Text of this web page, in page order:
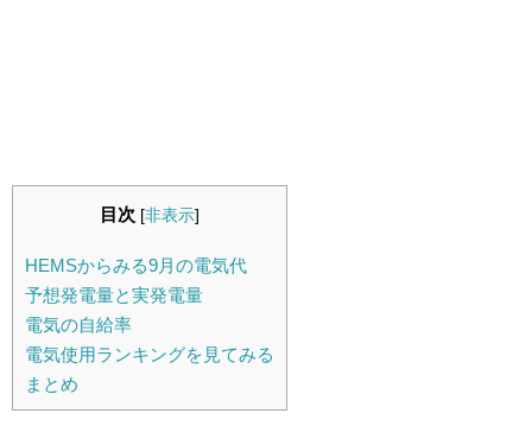
目次 [非表示]
HEMSからみる9月の電気代
予想発電量と実発電量
電気の自給率
電気使用ランキングを見てみる
まとめ